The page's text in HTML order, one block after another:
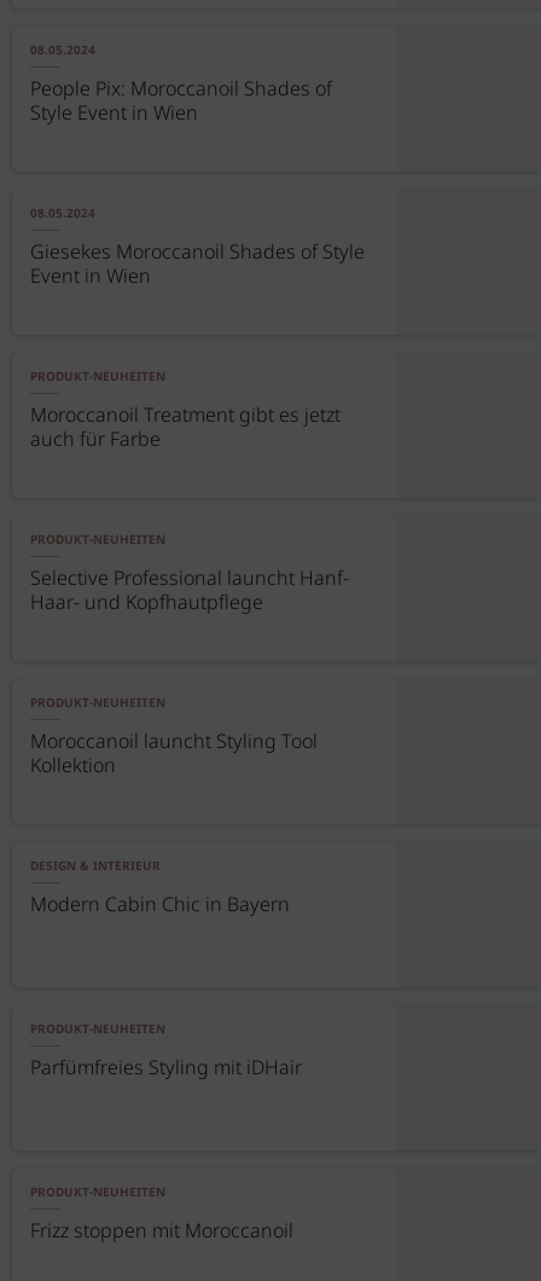
08.05.2024
People Pix: Moroccanoil Shades of
Style Event in Wien
08.05.2024
Giesekes Moroccanoil Shades of Style
Event in Wien
PRODUKT-NEUHEITEN
Moroccanoil Treatment gibt es jetzt
auch für Farbe
PRODUKT-NEUHEITEN
Selective Professional launcht Hanf-
Haar- und Kopfhautpflege
PRODUKT-NEUHEITEN
Moroccanoil launcht Styling Tool
Kollektion
DESIGN & INTERIEUR
Modern Cabin Chic in Bayern
PRODUKT-NEUHEITEN
Parfümfreies Styling mit iDHair
PRODUKT-NEUHEITEN
Frizz stoppen mit Moroccanoil